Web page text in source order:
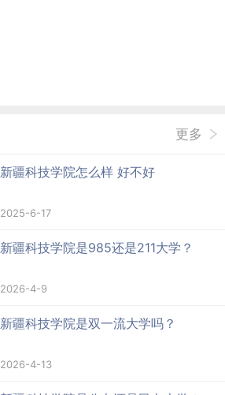
更多
新疆科技学院怎么样 好不好
2025-6-17
新疆科技学院是985还是211大学？
2026-4-9
新疆科技学院是双一流大学吗？
2026-4-13